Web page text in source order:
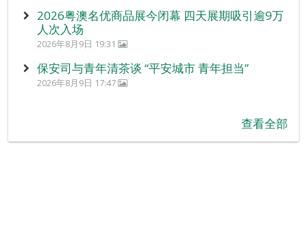
2026粤澳名优商品展今闭幕 四天展期吸引逾9万
人次入场
2026年8月9日 19:31
保安司与青年清茶谈 “平安城市 青年担当”
2026年8月9日 17:47
查看全部